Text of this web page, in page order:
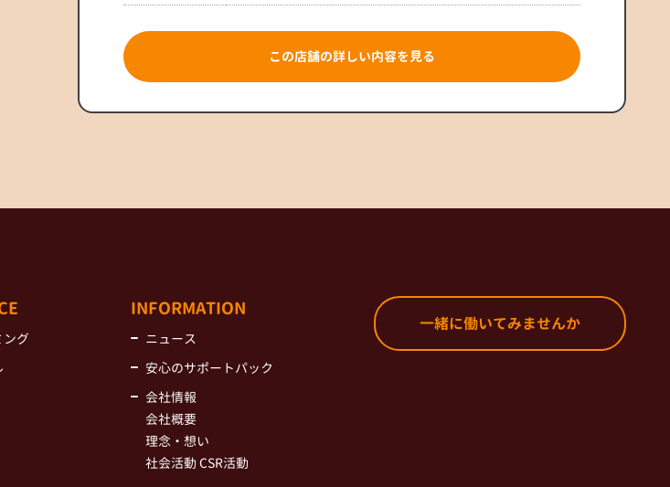
この店舗の詳しい内容を見る
ング
INFORMATION
ニュース
安心のサポートパック
会社情報
会社概要
理念・想い
社会活動 CSR活動
一緒に働いてみませんか